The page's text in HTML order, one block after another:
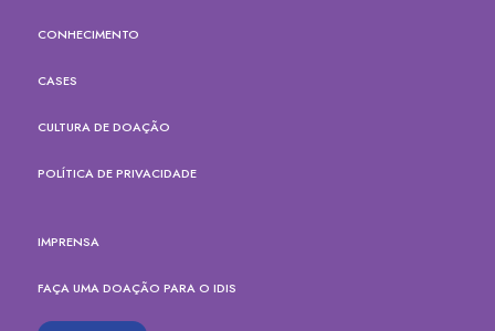
CONHECIMENTO
CASES
CULTURA DE DOAÇÃO
POLÍTICA DE PRIVACIDADE
IMPRENSA
FAÇA UMA DOAÇÃO PARA O IDIS